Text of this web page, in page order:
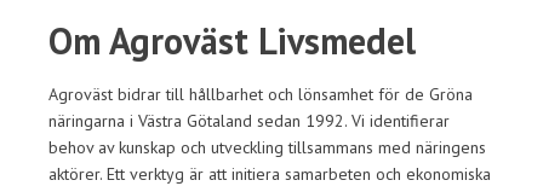
Om Agroväst Livsmedel
Agroväst bidrar till hållbarhet och lönsamhet för de Gröna
näringarna i Västra Götaland sedan 1992. Vi identifierar
behov av kunskap och utveckling tillsammans med näringens
aktörer. Ett verktyg är att initiera samarbeten och ekonomiska